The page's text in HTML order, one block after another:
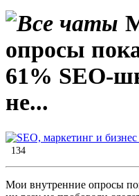
опросы
61% SEO-
не...
134
Мои внутренние опросы